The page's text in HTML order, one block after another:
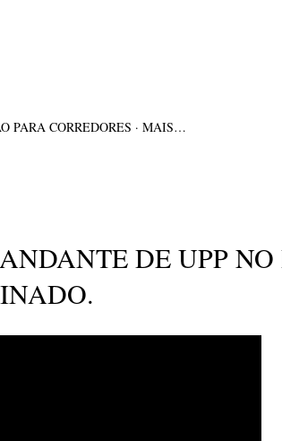
PARA CORREDORES MAIS…
DE UPP NO